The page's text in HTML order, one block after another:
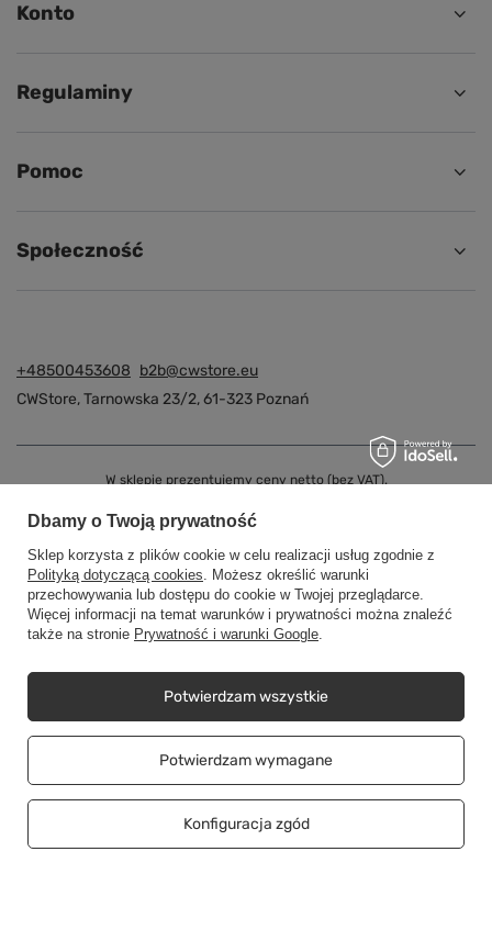
Konto
Regulaminy
Pomoc
Społeczność
+48500453608 b2b@cwstore.eu
CWStore,Tarnowska 23/2,61-323 Poznań
W sklepie prezentujemy ceny netto (bez VAT).
Copyright © CWStore.eu 2016-2026 Wszelkie prawa zastrzeżone
Dbamy o Twoją prywatność
Sklep korzysta z plików cookie w celu realizacji usług zgodnie z
Polityką dotyczącą cookies. Możesz określić warunki
przechowywania lub dostępu do cookie w Twojej przeglądarce.
Więcej informacji na temat warunków i prywatności można znaleźć
także na stronie Prywatność i warunki Google.
Potwierdzam wymagane
Konfiguracja zgód
Potwierdzam wszystkie